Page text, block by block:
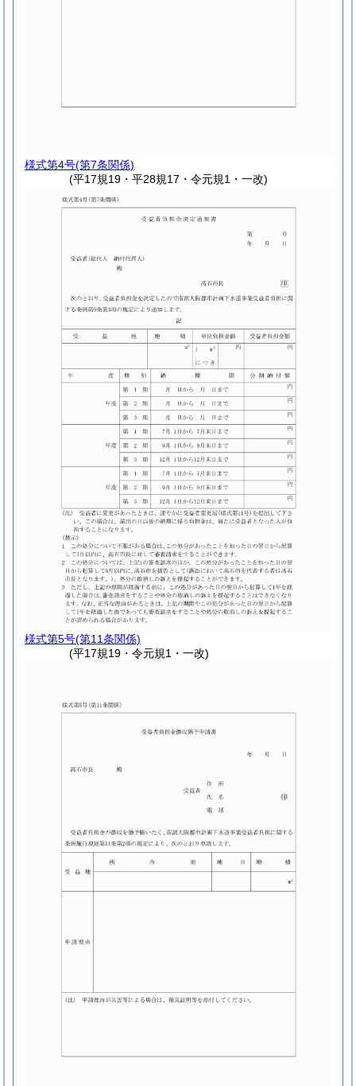
様式第4号(第7条関係)
(平17規19・平28規17・令元規1・一改)
様式第5号(第11条関係)
(平17規19・令元規1・一改)